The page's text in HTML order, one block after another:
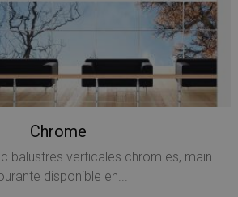
Chrome
balustres verticales chrom es, main
disponible en...